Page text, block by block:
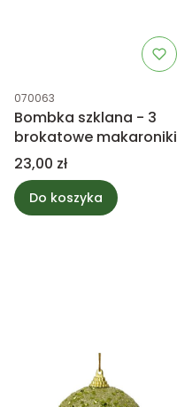
Kod produktu
070063
Bombka szklana - 3
brokatowe makaroniki
Cena
23,00 zł
Do koszyka